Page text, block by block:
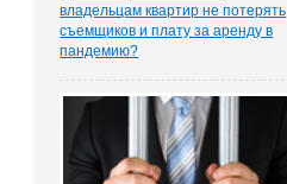
владельцам квартир не потерять
съемщиков и плату за аренду в
пандемию?
спроса, отметила в интервью
порталу «ЗАКОНИЯ» главный
юрисконсульт проектов судебной
практики Ольга Старых.